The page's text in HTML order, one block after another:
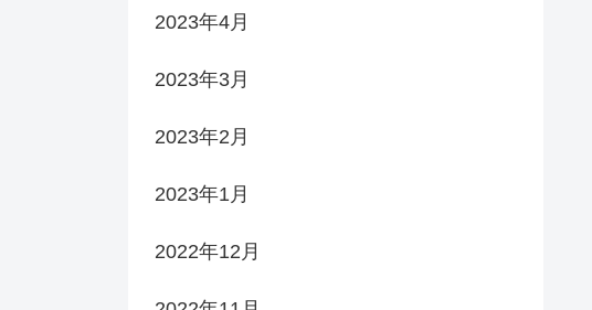
2023年4月
2023年3月
2023年2月
2023年1月
2022年12月